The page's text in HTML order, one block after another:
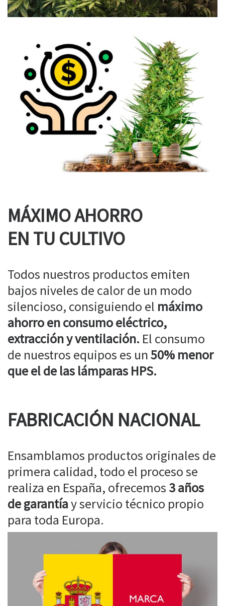
MÁXIMO AHORRO
EN TU CULTIVO
Todos nuestros productos emiten
bajos niveles de calor de un modo
silencioso, consiguiendo el máximo
ahorro en consumo eléctrico,
extracción y ventilación. El consumo
de nuestros equipos es un50% menor
que el de las lámparas HPS.
FABRICACIÓN NACIONAL
Ensamblamos productos originales de
primera calidad, todo el proceso se
realiza en España, ofrecemos 3 años
de garantíay servicio técnico propio
para toda Europa.